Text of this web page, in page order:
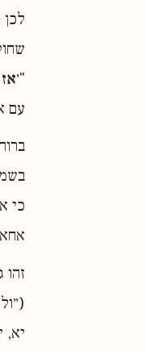
"׳אז
עם
כי
יא,